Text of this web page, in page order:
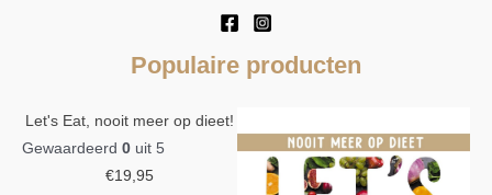
Populaire producten
Let's Eat, nooit meer op dieet!
Gewaardeerd 0 uit 5
€19,95